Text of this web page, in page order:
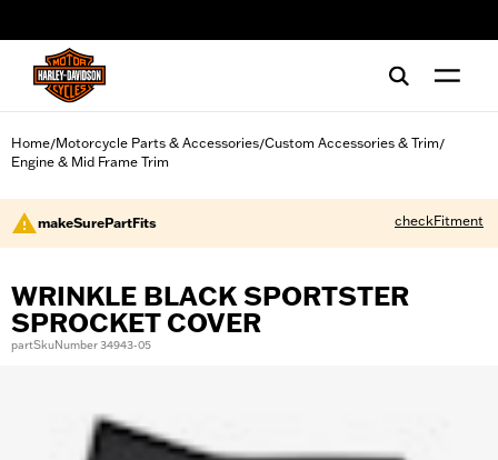
Home/Motorcycle Parts & Accessories/Custom Accessories & Trim/
Engine & Mid Frame Trim
makeSurePartFits checkFitment
WRINKLE BLACK SPORTSTER
SPROCKET COVER
partSkuNumber 34943-05